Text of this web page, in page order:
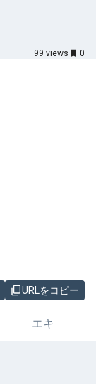
99 views 0
URLをコピー
エキ